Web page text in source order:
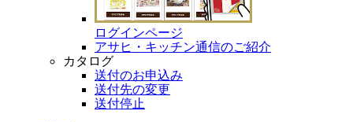
ログインページ
アサヒ・キッチン通信のご紹介
カタログ
送付のお申込み
送付先の変更
送付停止